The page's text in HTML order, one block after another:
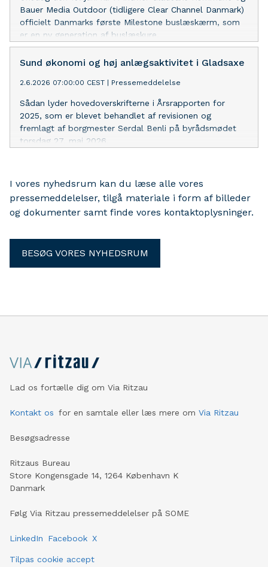
Bauer Media Outdoor (tidligere Clear Channel Danmark)
officielt Danmarks første Milestone buslæskærm, som
er en ny generation af buslæskure.
Sund økonomi og høj anlægsaktivitet i Gladsaxe
2.6.2026 07:00:00 CEST | Pressemeddelelse
Sådan lyder hovedoverskrifterne i Årsrapporten for
2025, som er blevet behandlet af revisionen og
fremlagt af borgmester Serdal Benli på byrådsmødet
torsdag 27. maj 2026.
I vores nyhedsrum kan du læse alle vores
pressemeddelelser, tilgå materiale i form af billeder
og dokumenter samt finde vores kontaktoplysninger.
BESØG VORES NYHEDSRUM
Lad os fortælle dig om Via Ritzau
Kontakt os for en samtale eller læs mere om Via Ritzau
Besøgsadresse
Ritzaus Bureau
Store Kongensgade 14, 1264 København K
Danmark
Følg Via Ritzau pressemeddelelser på SOME
LinkedIn Facebook X
Tilpas cookie accept